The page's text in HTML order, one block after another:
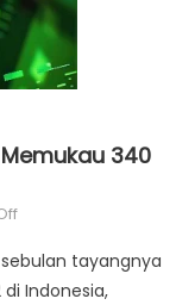
340
on
Animasi
Ejen
tayangnya
di Indonesia,